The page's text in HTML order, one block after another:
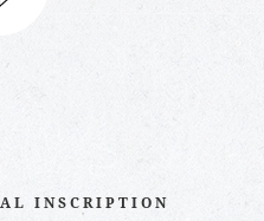
INSCRIPTION